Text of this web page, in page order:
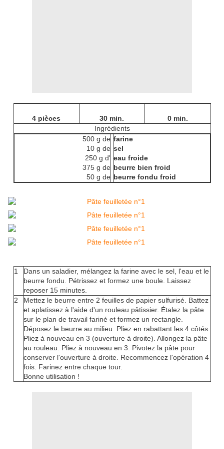
4 pièces 30 min.
0 min.
Ingrédients
500 g de
10 g de
250 g d'
375 g de
50 g de
farine
sel
eau froide
beurre bien froid
beurre fondu froid
1
Dans un saladier, mélangez la farine avec le sel, l'eau et le
beurre fondu. Pétrissez et formez une boule. Laissez
reposer 15 minutes.
2
Mettez le beurre entre 2 feuilles de papier sulfurisé. Battez
et aplatissez à l'aide d'un rouleau pâtissier. Étalez la pâte
sur le plan de travail fariné et formez un rectangle.
Déposez le beurre au milieu. Pliez en rabattant les 4 côtés.
Pliez à nouveau en 3 (ouverture à droite). Allongez la pâte
au rouleau. Pliez à nouveau en 3. Pivotez la pâte pour
conserver l'ouverture à droite. Recommencez l'opération 4
fois. Farinez entre chaque tour.
Bonne utilisation !